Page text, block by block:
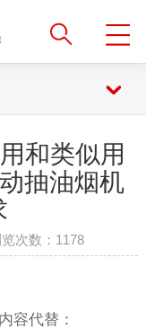
和类似用
抽油烟机
次数： 1178
容代替：